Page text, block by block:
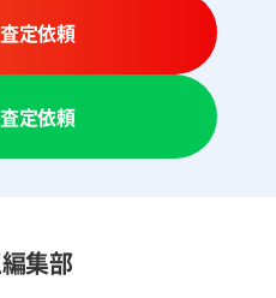
定依頼
定依頼
集部